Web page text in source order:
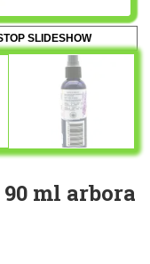
SLIDESHOW
ml arbora